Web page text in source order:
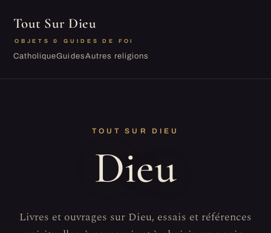
Tout Sur Dieu
OBJETS & GUIDES DE FOI
CatholiqueGuidesAutres religions
TOUT SUR DIEU
Dieu
Livres et ouvrages sur Dieu, essais et références